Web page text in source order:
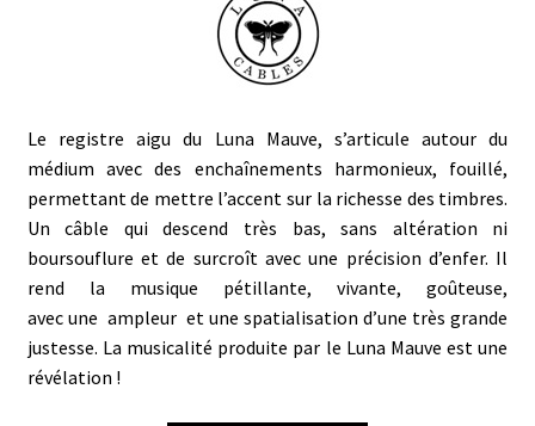
Le registre aigu du Luna Mauve, s’articule autour du
médium avec des enchaînements harmonieux, fouillé,
permettant de mettre l’accent sur la richesse des timbres.
Un câble qui descend très bas, sans altération ni
boursouflure et de surcroît avec une précision d’enfer. Il
rend la musique pétillante, vivante, goûteuse,
avec une ampleur et une spatialisation d’une très grande
justesse. La musicalité produite par le Luna Mauve est une
révélation !